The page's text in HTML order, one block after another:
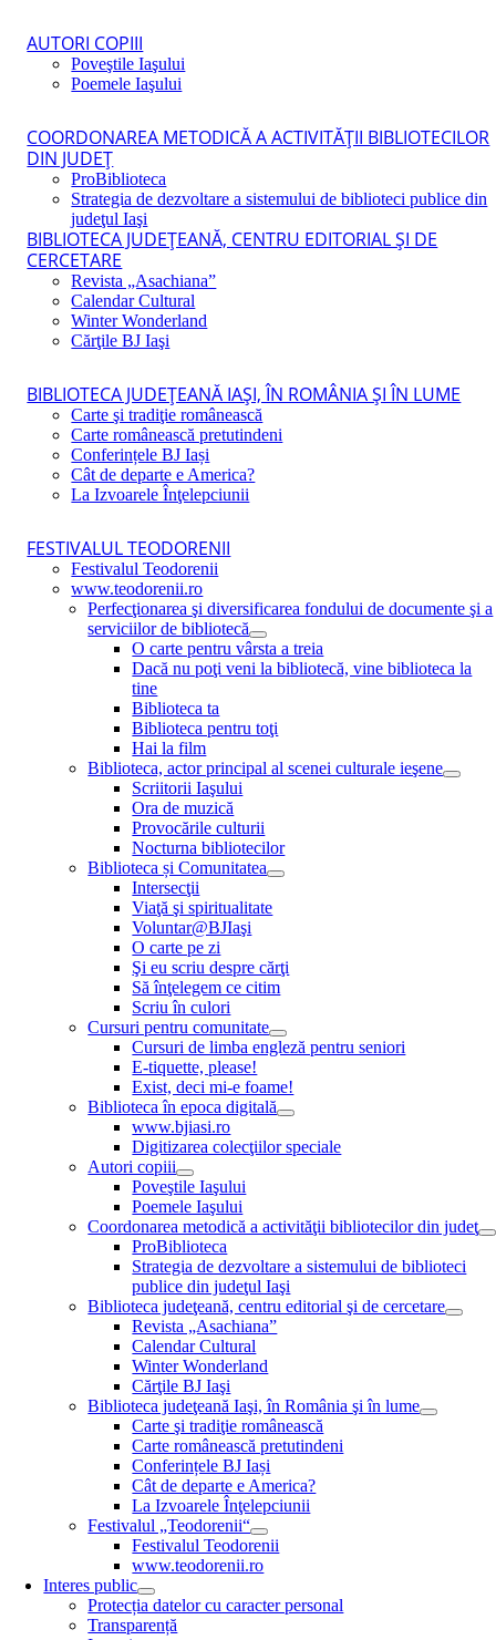
AUTORI COPIII
Poveştile Iaşului
Poemele Iaşului
COORDONAREA METODICĂ A ACTIVITĂŢII BIBLIOTECILOR
DIN JUDEŢ
ProBiblioteca
Strategia de dezvoltare a sistemului de biblioteci publice din
judeţul Iaşi
BIBLIOTECA JUDEŢEANĂ, CENTRU EDITORIAL ŞI DE
CERCETARE
Revista „Asachiana”
Calendar Cultural
Winter Wonderland
Cărţile BJ Iaşi
BIBLIOTECA JUDEŢEANĂ IAŞI, ÎN ROMÂNIA ŞI ÎN LUME
Carte şi tradiţie românească
Carte românească pretutindeni
Conferințele BJ Iași
Cât de departe e America?
La Izvoarele Înţelepciunii
FESTIVALUL TEODORENII
Festivalul Teodorenii
www.teodorenii.ro
Perfecţionarea şi diversificarea fondului de documente şi a
serviciilor de bibliotecă
O carte pentru vârsta a treia
Dacă nu poţi veni la bibliotecă, vine biblioteca la
tine
Biblioteca ta
Biblioteca pentru toţi
Hai la film
Biblioteca, actor principal al scenei culturale ieşene
Scriitorii Iaşului
Ora de muzică
Provocările culturii
Nocturna bibliotecilor
Biblioteca și Comunitatea
Intersecţii
Viaţă şi spiritualitate
Voluntar@BJIaşi
O carte pe zi
Şi eu scriu despre cărţi
Să înţelegem ce citim
Scriu în culori
Cursuri pentru comunitate
Cursuri de limba engleză pentru seniori
E-tiquette, please!
Exist, deci mi-e foame!
Biblioteca în epoca digitală
www.bjiasi.ro
Digitizarea colecţiilor speciale
Autori copiii
Poveştile Iaşului
Poemele Iaşului
Coordonarea metodică a activităţii bibliotecilor din judeţ
ProBiblioteca
Strategia de dezvoltare a sistemului de biblioteci
publice din judeţul Iaşi
Biblioteca judeţeană, centru editorial şi de cercetare
Revista „Asachiana”
Calendar Cultural
Winter Wonderland
Cărţile BJ Iaşi
Biblioteca judeţeană Iaşi, în România şi în lume
Carte şi tradiţie românească
Carte românească pretutindeni
Conferințele BJ Iași
Cât de departe e America?
La Izvoarele Înţelepciunii
Festivalul „Teodorenii“
Festivalul Teodorenii
www.teodorenii.ro
Interes public
Protecția datelor cu caracter personal
Transparență